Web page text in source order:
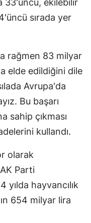
33'üncü, ekilebilir
sırada yer
rağmen 83 milyar
elde edildiğini dile
Avrupa'da
Bu başarı
sahip çıkması
kullandı.
olarak
Parti
hayvancılık
654 milyar lira